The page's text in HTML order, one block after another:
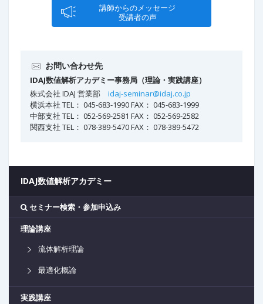
講師からのメッセージ
受講者の声
お問い合わせ先
IDAJ数値解析アカデミー事務局（理論・実践講座）
株式会社 IDAJ 営業部idaj-seminar@idaj.co.jp
横浜本社 TEL： 045-683-1990 FAX： 045-683-1999
中部支社 TEL： 052-569-2581 FAX： 052-569-2582
関西支社 TEL： 078-389-5470 FAX： 078-389-5472
IDAJ数値解析アカデミー
セミナー検索・参加申込み
理論講座
流体解析理論
最適化概論
実践講座